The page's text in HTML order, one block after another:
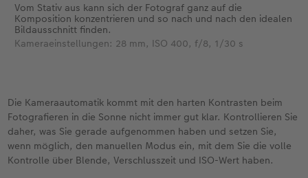
Vom Stativ aus kann sich der Fotograf ganz auf die
Komposition konzentrieren und so nach und nach den idealen
Bildausschnitt finden.
Kameraeinstellungen: 28 mm, ISO 400, f/8, 1/30 s
Die Kameraautomatik kommt mit den harten Kontrasten beim
Fotografieren in die Sonne nicht immer gut klar. Kontrollieren Sie
daher, was Sie gerade aufgenommen haben und setzen Sie,
wenn möglich, den manuellen Modus ein, mit dem Sie die volle
Kontrolle über Blende, Verschlusszeit und ISO-Wert haben.